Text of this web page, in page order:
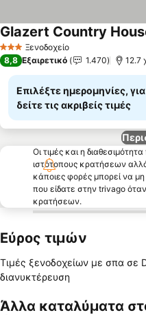
3 ΑστέριαΞενοδοχείο
Glazert Country
8,8 Εξαιρετικό 1.470 12.7
Επιλέξτε ημερομηνίες,
δείτε τις ακριβείς τιμές
Οι τιμές και η
ιστότοπους κρατήσεων
κάποιες φορές μπορεί να
που είδατε στην trivago
κρατήσεων.
Εύρος τιμών
Τιμές ξενοδοχείων με σπα σε
διανυκτέρευση
Άλλα καταλύματα